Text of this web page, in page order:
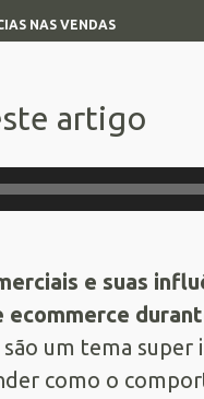
NAS VENDAS
artigo
e suas
ecommerce
são um tema super
como o